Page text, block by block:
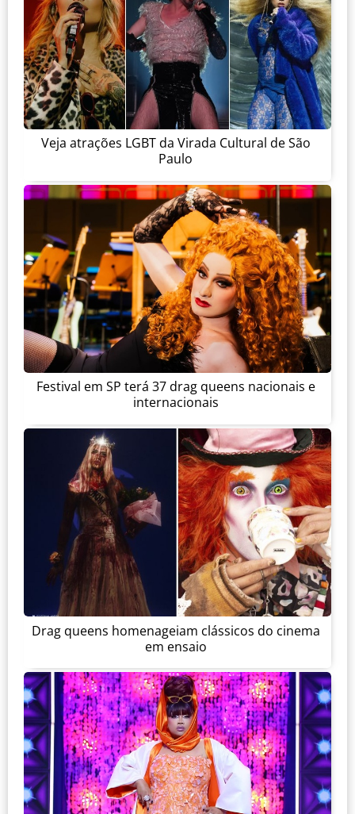
Veja atrações LGBT da Virada Cultural de São
Paulo
Festival em SP terá 37 drag queens nacionais e
internacionais
Drag queens homenageiam clássicos do cinema
em ensaio